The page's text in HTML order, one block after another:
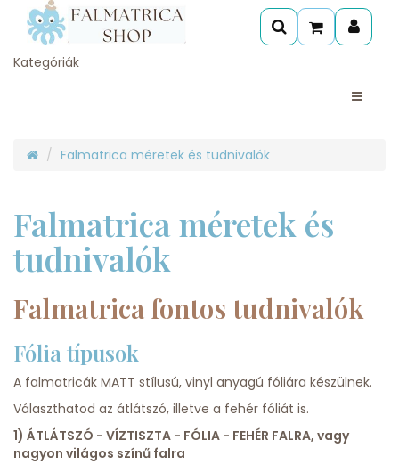
Kategóriák
Falmatrica méretek és tudnivalók
Falmatrica méretek és
tudnivalók
Falmatrica fontos tudnivalók
Fólia típusok
A falmatricák MATT stílusú, vinyl anyagú fóliára készülnek.
Választhatod az átlátszó, illetve a fehér fóliát is.
1) ÁTLÁTSZÓ - VÍZTISZTA - FÓLIA - FEHÉR FALRA, vagy
nagyon világos színű falra